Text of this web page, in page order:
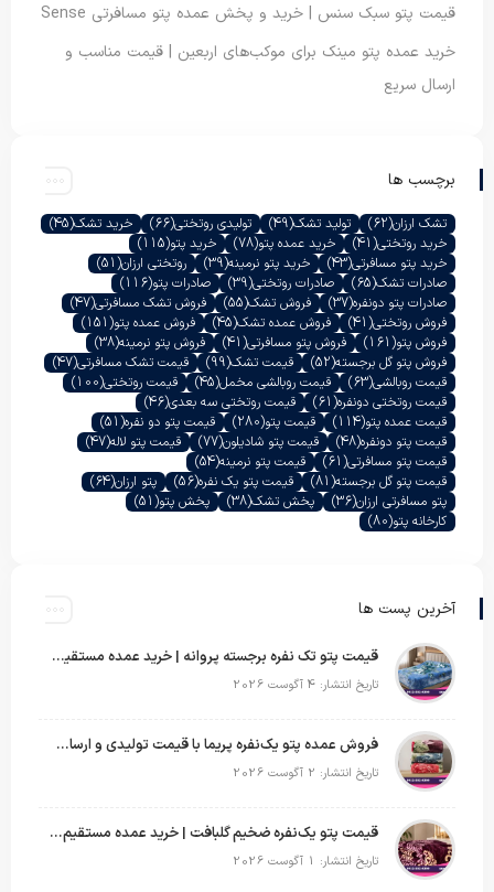
قیمت پتو سبک سنس | خرید و پخش عمده پتو مسافرتی Sense
خرید عمده پتو مینک برای موکب‌های اربعین | قیمت مناسب و
ارسال سریع
برچسب ها
تشک ارزان(62) تولید تشک(49) تولیدی روتختی(66) خرید تشک(45)
خرید روتختی(41) خرید عمده پتو(78) خرید پتو(115)
خرید پتو مسافرتی(43) خرید پتو نرمینه(39) روتختی ارزان(51)
صادرات تشک(65) صادرات روتختی(39) صادرات پتو(116)
صادرات پتو دونفره(37) فروش تشک(55) فروش تشک مسافرتی(47)
فروش روتختی(41) فروش عمده تشک(45) فروش عمده پتو(151)
فروش پتو(161) فروش پتو مسافرتی(41) فروش پتو نرمینه(38)
فروش پتو گل برجسته(52) قیمت تشک(99) قیمت تشک مسافرتی(47)
قیمت روبالشی(63) قیمت روبالشی مخمل(45) قیمت روتختی(100)
قیمت روتختی دونفره(61) قیمت روتختی سه بعدی(46)
قیمت عمده پتو(114) قیمت پتو(280) قیمت پتو دو نفره(51)
قیمت پتو دونفره(48) قیمت پتو شادیلون(77) قیمت پتو لاله(47)
قیمت پتو مسافرتی(61) قیمت پتو نرمینه(54)
قیمت پتو گل برجسته(81) قیمت پتو یک نفره(56) پتو ارزان(64)
پتو مسافرتی ارزان(36) پخش تشک(38) پخش پتو(51)
کارخانه پتو(80)
آخرین پست ها
قیمت پتو تک نفره برجسته پروانه | خرید عمده مستقیم با بهترین قیمت بازار
تاریخ انتشار: 4 آگوست 2026
فروش عمده پتو یک‌نفره پریما با قیمت تولیدی و ارسال به سراسر کشور
تاریخ انتشار: 2 آگوست 2026
قیمت پتو یک‌نفره ضخیم گلبافت | خرید عمده مستقیم با بهترین قیمت
تاریخ انتشار: 1 آگوست 2026